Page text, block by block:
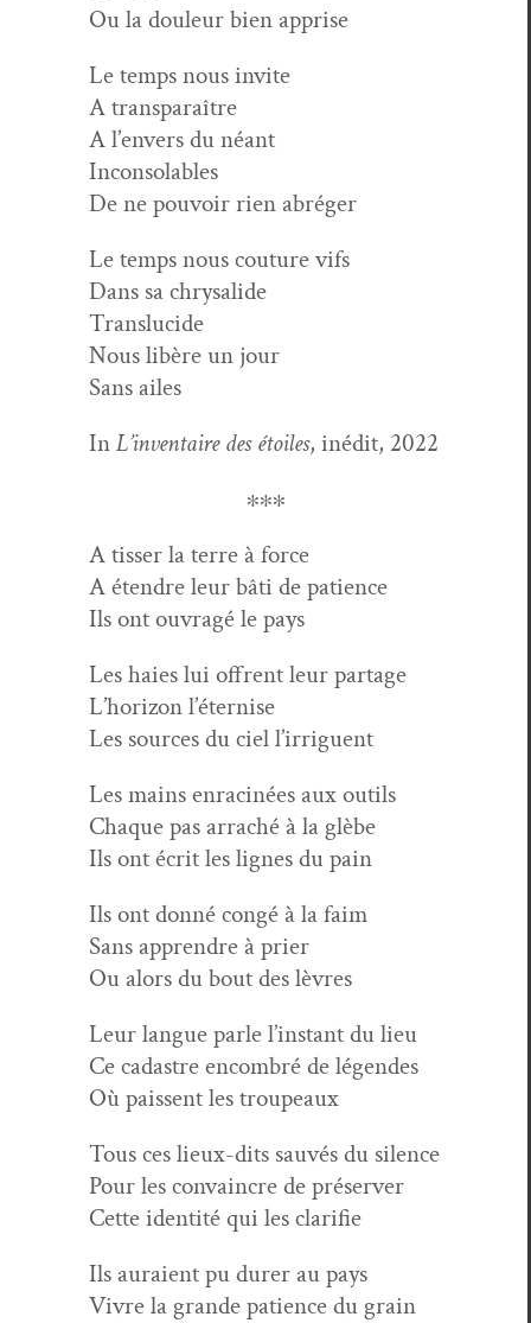
Ou la douleur bien apprise
Le temps nous invite
A transparaître
A l’envers du néant
Inconsolables
De ne pou­voir rien abréger
Le temps nous cou­ture vifs
Dans sa chrysalide
Translucide
Nous libère un jour
Sans ailes
InL’inventaire des étoiles, inédit, 2022
∗∗∗
A tiss­er la terre à force
A éten­dre leur bâti de patience
Ils ont ouvragé le pays
Les haies lui offrent leur partage
L’horizon l’éternise
Les sources du ciel l’irriguent
Les mains enrac­inées aux outils
Chaque pas arraché à la glèbe
Ils ont écrit les lignes du pain
Ils ont don­né con­gé à la faim
Sans appren­dre à prier
Ou alors du bout des lèvres
Leur langue par­le l’instant du lieu
Ce cadas­tre encom­bré de légendes
Où pais­sent les troupeaux
Tous ces lieux-dits sauvés du silence
Pour les con­va­in­cre de préserver
Cette iden­tité qui les clarifie
Ils auraient pu dur­er au pays
Vivre la grande patience du grain